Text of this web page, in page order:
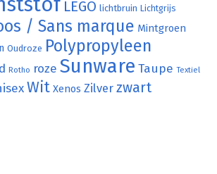
LEGO lichtbruin Lichtgrijs
/ Sans marque Mintgroen
Oudroze Polypropyleen
Rotho roze Sunware Taupe Textiel
Wit Xenos Zilver zwart